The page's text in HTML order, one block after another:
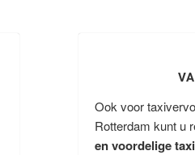
Ook voor
Rotterdam kunt u
en voordelige